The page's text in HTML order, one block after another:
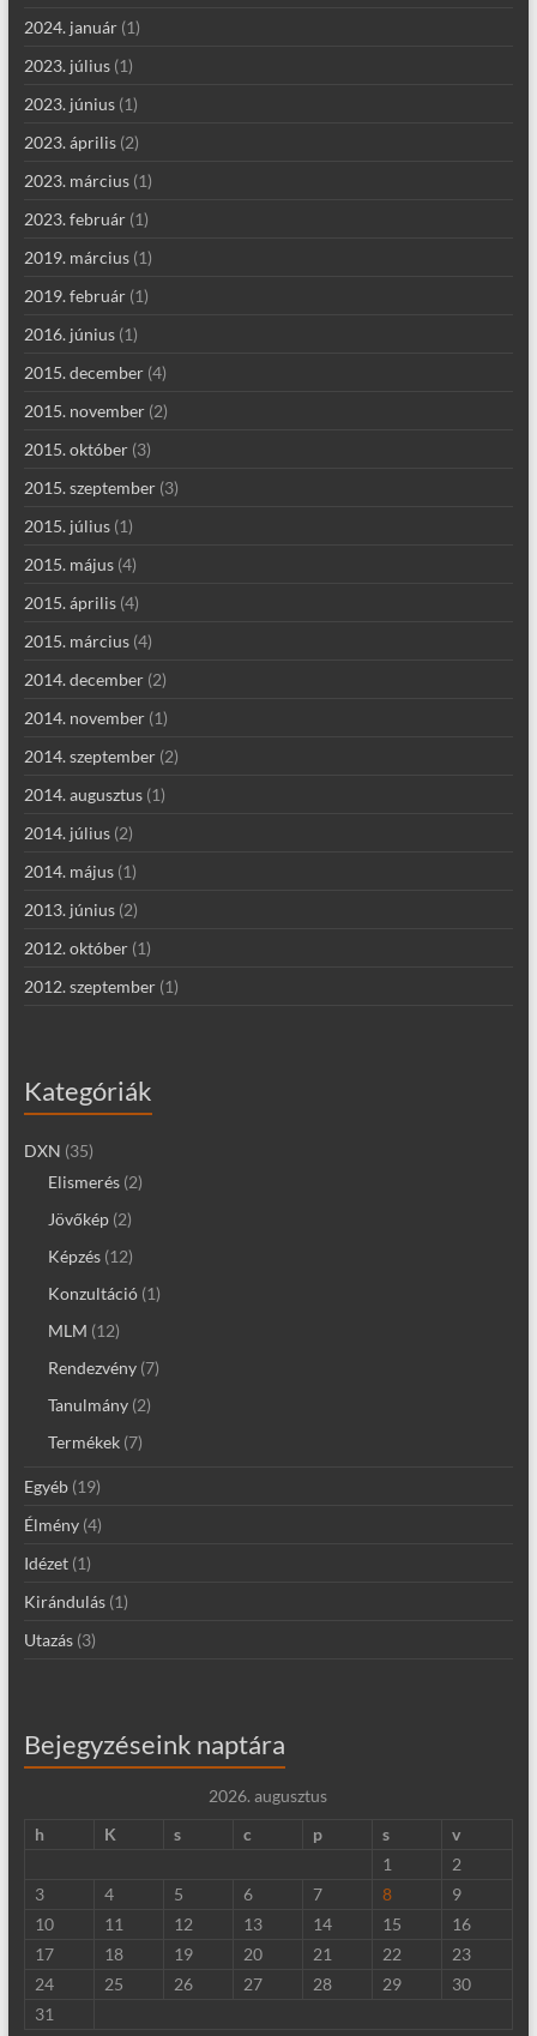
2024. január(1)
2023. július(1)
2023. június(1)
2023. április(2)
2023. március(1)
2023. február(1)
2019. március(1)
2019. február(1)
2016. június(1)
2015. december(4)
2015. november(2)
2015. október(3)
2015. szeptember(3)
2015. július(1)
2015. május(4)
2015. április(4)
2015. március(4)
2014. december(2)
2014. november(1)
2014. szeptember(2)
2014. augusztus(1)
2014. július(2)
2014. május(1)
2013. június(2)
2012. október(1)
2012. szeptember(1)
Kategóriák
DXN (35)
Elismerés(2)
Jövőkép(2)
Képzés(12)
Konzultáció(1)
MLM (12)
Rendezvény(7)
Tanulmány(2)
Termékek(7)
Egyéb(19)
Élmény(4)
Idézet(1)
Kirándulás(1)
Utazás(3)
Bejegyzéseink naptára
2026. augusztus
h
K s c p s
v
1
2
3
4 5 6 7 8
9
10
11 12 13 14 15
16
17
18 19 20 21 22
23
24
25 26 27 28 29
30
31